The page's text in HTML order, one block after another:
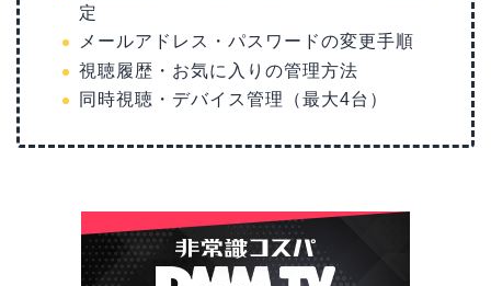
定
メールアドレス・パスワードの変更手順
視聴履歴・お気に入りの管理方法
同時視聴・デバイス管理（最大4台）